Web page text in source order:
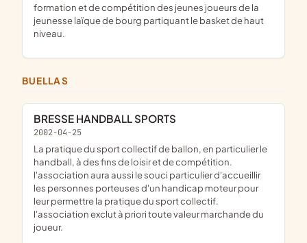
formation et de compétition des jeunes joueurs de la
jeunesse laïque de bourg partiquant le basket de haut
niveau.
BUELLAS
BRESSE HANDBALL SPORTS
2002-04-25
la pratique du sport collectif de ballon, en particulier le
handball, à des fins de loisir et de compétition.
l'association aura aussi le souci particulier d'accueillir
les personnes porteuses d'un handicap moteur pour
leur permettre la pratique du sport collectif.
l'association exclut à priori toute valeur marchande du
joueur.